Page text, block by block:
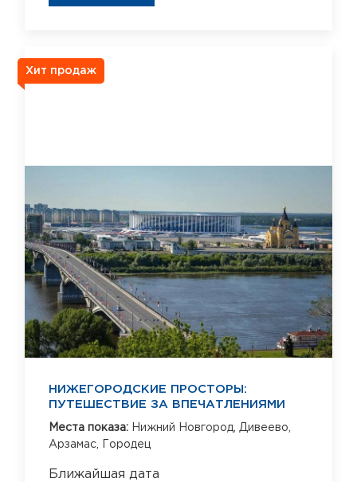
Хит продаж
НИЖЕГОРОДСКИЕ ПРОСТОРЫ:
ПУТЕШЕСТВИЕ ЗА ВПЕЧАТЛЕНИЯМИ
Места показа: Нижний Новгород, Дивеево,
Арзамас,
Городец
Ближайшая дата